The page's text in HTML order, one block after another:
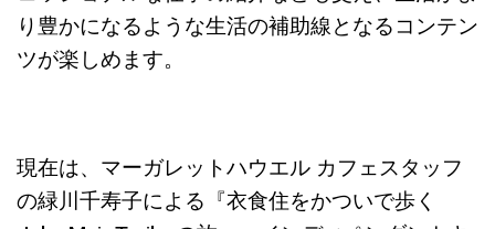
り豊かになるような生活の補助線となるコンテン
ツが楽しめます。
現在は、マーガレットハウエル カフェスタッフ
の緑川千寿子による『衣食住をかついで歩く